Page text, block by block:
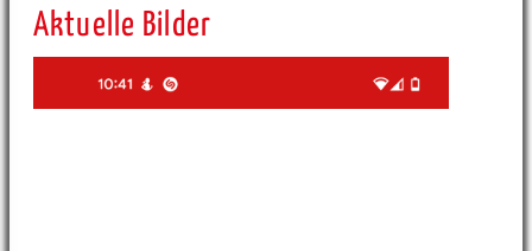
Aktuelle Bilder